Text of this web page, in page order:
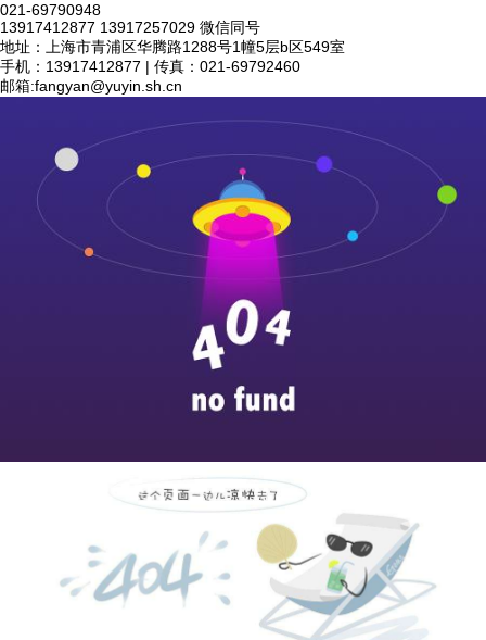
021-69790948
13917412877 13917257029 微信同号
地址：上海市青浦区华腾路1288号1幢5层b区549室
手机：13917412877 | 传真：021-69792460
邮箱:fangyan@yuyin.sh.cn